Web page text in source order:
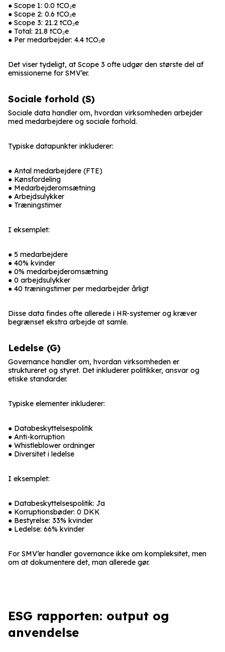
● Scope 1: 0.0 tCO₂e
● Scope 2: 0.6 tCO₂e
● Scope 3: 21.2 tCO₂e
● Total: 21.8 tCO₂e
● Per medarbejder: 4.4 tCO₂e
Det viser tydeligt, at Scope 3 ofte udgør den største del af
emissionerne for SMV’er.
Sociale forhold (S)
Sociale data handler om, hvordan virksomheden arbejder
med medarbejdere og sociale forhold.
Typiske datapunkter inkluderer:
● Antal medarbejdere (FTE)
● Kønsfordeling
● Medarbejderomsætning
● Arbejdsulykker
● Træningstimer
I eksemplet:
● 5 medarbejdere
● 40% kvinder
● 0% medarbejderomsætning
● 0 arbejdsulykker
● 40 træningstimer per medarbejder årligt
Disse data findes ofte allerede i HR-systemer og kræver
begrænset ekstra arbejde at samle.
Ledelse (G)
Governance handler om, hvordan virksomheden er
struktureret og styret. Det inkluderer politikker, ansvar og
etiske standarder.
Typiske elementer inkluderer:
● Databeskyttelsespolitik
● Anti-korruption
● Whistleblower ordninger
● Diversitet i ledelse
I eksemplet:
● Databeskyttelsespolitik: Ja
● Korruptionsbøder: 0 DKK
● Bestyrelse: 33% kvinder
● Ledelse: 66% kvinder
For SMV’er handler governance ikke om kompleksitet, men
om at dokumentere det, man allerede gør.
ESG rapporten: output og
anvendelse